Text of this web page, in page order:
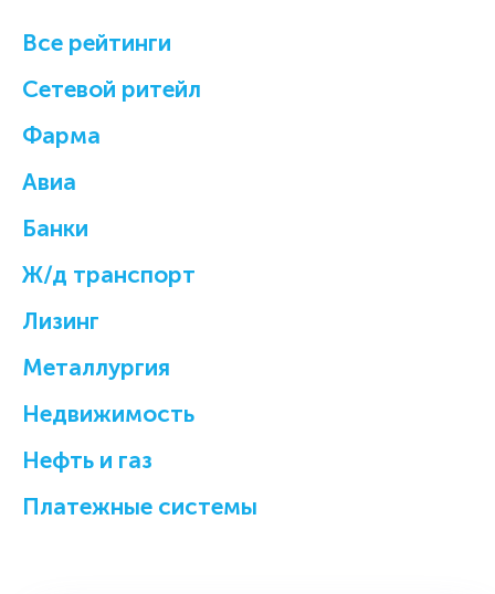
Все рейтинги
Cетевой ритейл
Фарма
Авиа
Банки
Ж/д транспорт
Лизинг
Металлургия
Недвижимость
Нефть и газ
Платежные системы